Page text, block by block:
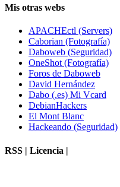
Mis otras webs
APACHEctl (Servers)
Caborian (Fotografía)
Daboweb (Seguridad)
OneShot (Fotografía)
Foros de Daboweb
David Hernández
Dabo (.es) Mi Vcard
DebianHackers
El Mont Blanc
Hackeando (Seguridad)
RSS | Licencia |